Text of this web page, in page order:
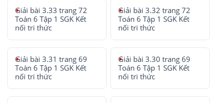
Giải bài 3.33 trang 72
Toán 6 Tập 1 SGK Kết
nối tri thức
Giải bài 3.32 trang 72
Toán 6 Tập 1 SGK Kết
nối tri thức
Giải bài 3.31 trang 69
Toán 6 Tập 1 SGK Kết
nối tri thức
Giải bài 3.30 trang 69
Toán 6 Tập 1 SGK Kết
nối tri thức